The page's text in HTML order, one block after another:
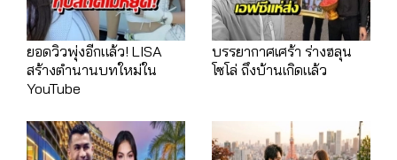
ยอดวิวพุ่งอีกแล้ว! LISA
สร้างตำนานบทใหม่ใน
YouTube
บรรยากาศเศร้า ร่างฮลุน
โซโล่ ถึงบ้านเกิดแล้ว